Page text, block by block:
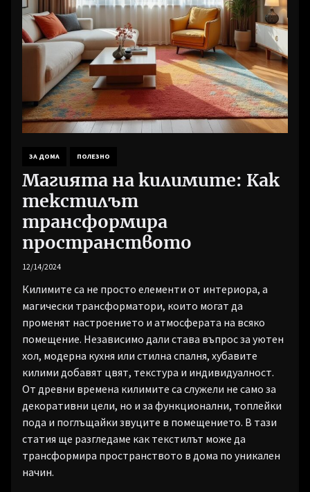
ЗА ДОМА ПОЛЕЗНО
Магията на килимите: Как
текстилът
трансформира
пространството
12/14/2024
Килимите са не просто елементи от интериора, a
магически трансформатори, които могат да
променят настроението и атмосферата на всяко
помещение. Независимо дали става въпрос за уютен
хол, модерна кухня или стилна спалня, хубавите
килими добавят цвят, текстура и индивидуалност.
От древни времена килимите са служели не само за
декоративни цели, но и за функционални, топлейки
пода и поглъщайки звуците в помещението. В тази
статия ще разгледаме как текстилът може да
трансформира пространството в дома по уникален
начин.